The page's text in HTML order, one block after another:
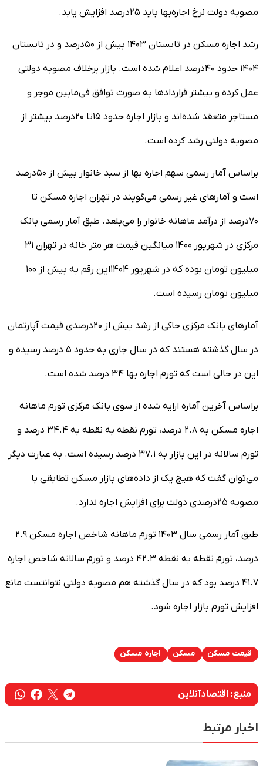
مصوبه دولت نرخ اجاره‌بها باید ۲۵درصد افزایش یابد.
رشد اجاره مسکن در تابستان ۱۴۰۳ بیش از ۵۰درصد و در تابستان
۱۴۰۴ حدود ۴۰درصد اعلام شده است. بازار برخلاف مصوبه دولتی
عمل کرده و بیشتر قرارداد‌ها به صورت توافق فی‌مابین موجر و
مستاجر متعقد شده‌اند و بازار اجاره حدود ۱۵تا ۲۰درصد بیشتر از
مصوبه دولتی رشد کرده است.
براساس آمار رسمی سهم اجاره بها از سبد خانوار بیش از ۵۰درصد
است و آمار‌های غیر رسمی می‌گویند در تهران اجاره مسکن تا
۷۰درصد از درآمد ماهانه خانوار را می‌بلعد. طبق آمار رسمی بانک
مرکزی در شهریور ۱۴۰۰ میانگین قیمت هر متر خانه در تهران ۳۱
میلیون تومان بوده که در شهریور ۱۴۰۴این رقم به بیش از ۱۰۰
میلیون تومان رسیده است.
آمار‌های بانک مرکزی حاکی از رشد بیش از ۲۰درصدی قیمت آپارتمان
در سال گذشته هستند که در سال جاری به حدود ۵ درصد رسیده و
این در حالی است که تورم اجاره بها ۳۴ درصد شده است.
براساس آخرین آماره ارایه شده از سوی بانک مرکزی تورم ماهانه
اجاره مسکن به ۲.۸ درصد، تورم نقطه به نقطه به ۳۴.۴ درصد و
تورم سالانه در این بازار به ۳۷.۱ درصد رسیده است. به عبارت دیگر
می‌توان گفت که هیچ یک از داده‌های بازار مسکن تطابقی با
مصوبه ۲۵درصدی دولت برای افزایش اجاره ندارد.
طبق آمار رسمی سال ۱۴۰۳ تورم ماهانه شاخص اجاره مسکن ۲.۹
درصد، تورم نقطه به نقطه ۴۲.۳ درصد و تورم سالانه شاخص اجاره
۴۱.۷ درصد بود که در سال گذشته هم مصوبه دولتی نتوانتست مانع
افزایش تورم بازار اجاره شود.
قیمت مسکن مسکن اجاره مسکن
منبع: اقتصادآنلاین
اخبار مرتبط